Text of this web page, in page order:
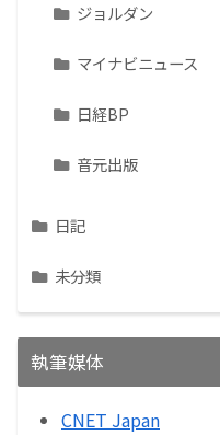
ジョルダン
マイナビニュース
日経BP
音元出版
日記
未分類
執筆媒体
CNET Japan